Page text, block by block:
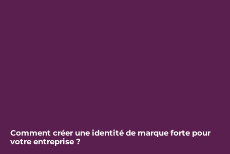
Comment créer une identité de marque forte pour
votre entreprise ?